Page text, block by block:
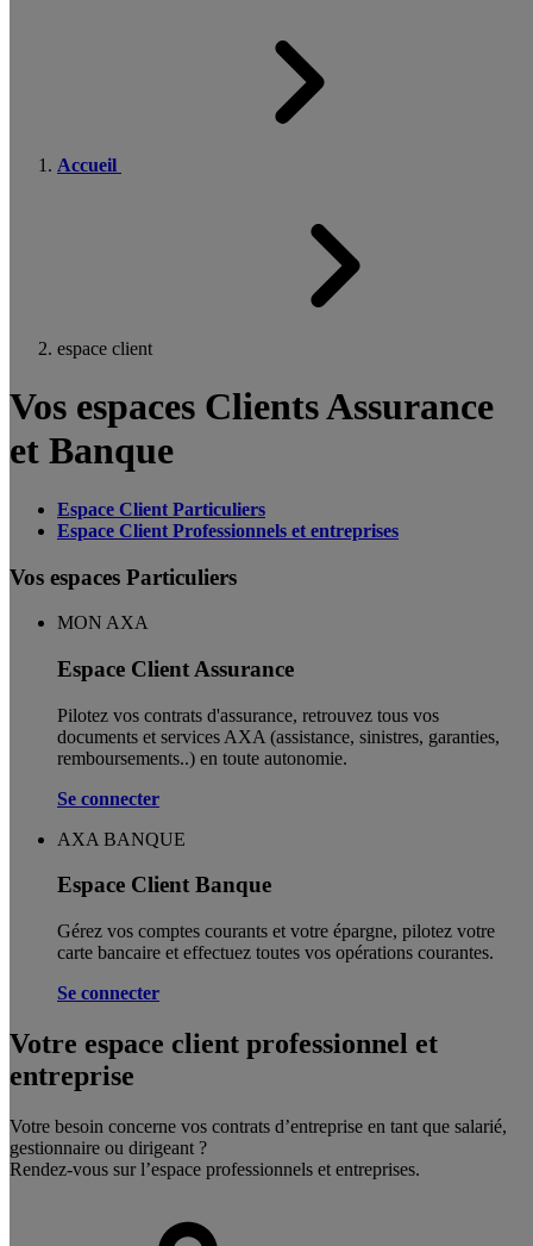
Accueil
espace client
Vos espaces Clients Assurance
et Banque
Espace Client Particuliers
Espace Client Professionnels et entreprises
Vos espaces Particuliers
MON AXA
Espace Client Assurance
Pilotez vos contrats d'assurance, retrouvez tous vos
documents et services AXA (assistance, sinistres, garanties,
remboursements..) en toute autonomie. ​
Se connecter
AXA BANQUE
Espace Client Banque
Gérez vos comptes courants et votre épargne, pilotez votre
carte bancaire et effectuez toutes vos opérations courantes.
Se connecter
Votre espace client professionnel et
entreprise
Votre besoin concerne vos contrats d’entreprise en tant que salarié,
gestionnaire ou dirigeant ?
Rendez-vous sur l’espace professionnels et entreprises.